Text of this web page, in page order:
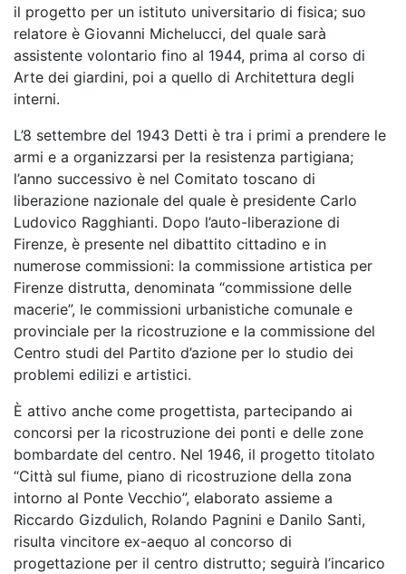
il progetto per un istituto universitario di fisica; suo
relatore è Giovanni Michelucci, del quale sarà
assistente volontario fino al 1944, prima al corso di
Arte dei giardini, poi a quello di Architettura degli
interni.
L’8 settembre del 1943 Detti è tra i primi a prendere le
armi e a organizzarsi per la resistenza partigiana;
l’anno successivo è nel Comitato toscano di
liberazione nazionale del quale è presidente Carlo
Ludovico Ragghianti. Dopo l’auto-liberazione di
Firenze, è presente nel dibattito cittadino e in
numerose commissioni: la commissione artistica per
Firenze distrutta, denominata “commissione delle
macerie”, le commissioni urbanistiche comunale e
provinciale per la ricostruzione e la commissione del
Centro studi del Partito d’azione per lo studio dei
problemi edilizi e artistici.
È attivo anche come progettista, partecipando ai
concorsi per la ricostruzione dei ponti e delle zone
bombardate del centro. Nel 1946, il progetto titolato
“Città sul fiume, piano di ricostruzione della zona
intorno al Ponte Vecchio”, elaborato assieme a
Riccardo Gizdulich, Rolando Pagnini e Danilo Santi,
risulta vincitore ex-aequo al concorso di
progettazione per il centro distrutto; seguirà l’incarico